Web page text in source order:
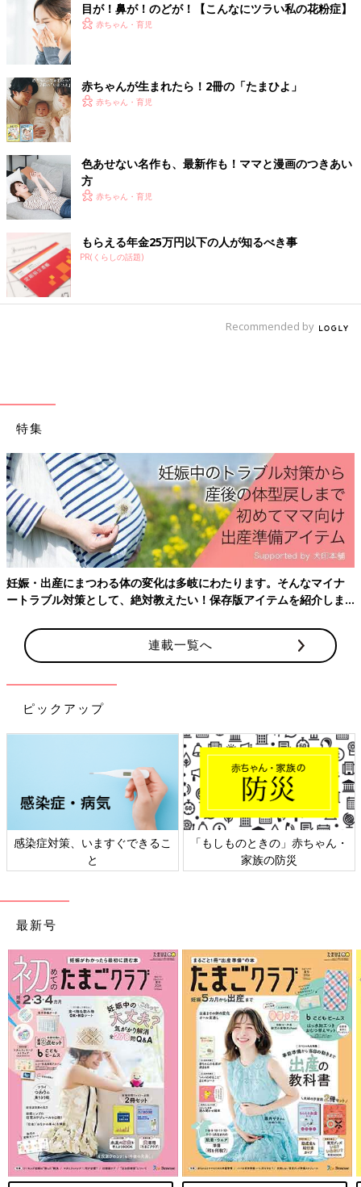
画！オムツ王＃33］
ファッション飲み
画！オムツ王＃35］運
目が！鼻が！のどが！【こんなにツラい私の花粉症】
赤ちゃん・育児
赤ちゃんが生まれたら！2冊の「たまひよ」
赤ちゃん・育児
色あせない名作も、最新作も！ママと漫画のつきあい
方
赤ちゃん・育児
もらえる年金25万円以下の人が知るべき事
PR(くらしの話題)
Recommended by
特集
妊娠・出産にまつわる体の変化は多岐にわたります。そんなマイナ
ートラブル対策として、絶対教えたい！保存版アイテムを紹介しま
連載一覧へ
ピックアップ
感染症対策、いますぐできるこ
と
「もしものときの」赤ちゃん・
家族の防災
最新号